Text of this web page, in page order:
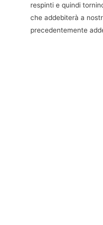
respinti e quindi
che addebiterà a
precedentemente